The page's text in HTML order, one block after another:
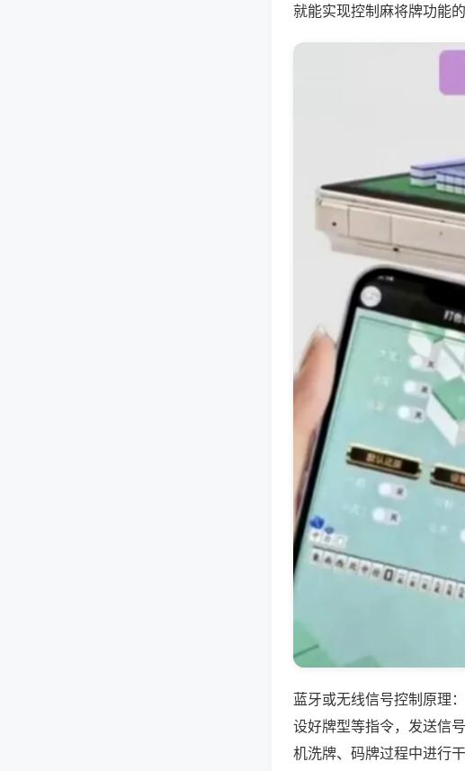
就能实现控制麻将牌功能的
蓝牙或无线信号控制原理
设好牌型等指令，发送信
机洗牌、码牌过程中进行